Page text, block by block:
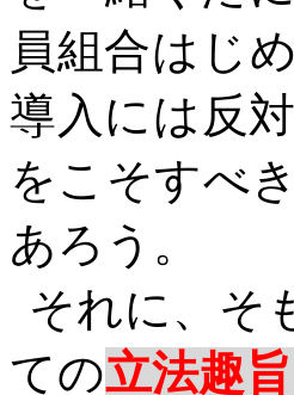
員組合はじ
導入には反
をこそすべ
あろう。
それに、そ
ての立法趣